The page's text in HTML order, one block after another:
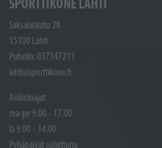
SPORTTIKONE LAHTI
Saksalankatu 28
15100 Lahti
Puhelin: 037347211
lahti@sporttikone.fi
Aukioloajat
ma-pe 9.00 - 17.00
la 9.00 - 14.00
Pyhäpäivät suljettuna